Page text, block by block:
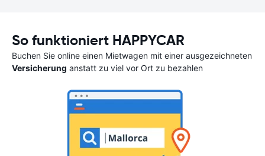
So funktioniert HAPPYCAR
Buchen Sie online einen Mietwagen mit einer ausgezeichneten
Versicherung anstatt zu viel vor Ort zu bezahlen